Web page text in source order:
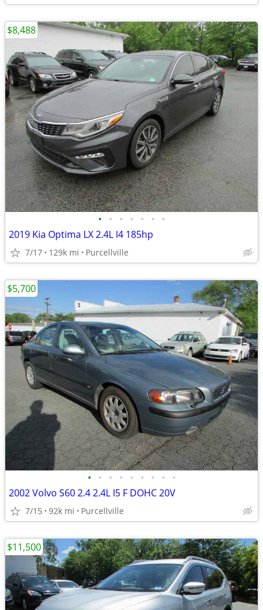
• • • • • • •
2019 Kia Optima LX 2.4L I4 185hp
7/17 129k mi Purcellville
$8,488
• • • • • • • • •
2002 Volvo S60 2.4 2.4L I5 F DOHC 20V
7/15 92k mi Purcellville
$5,700
$11,500